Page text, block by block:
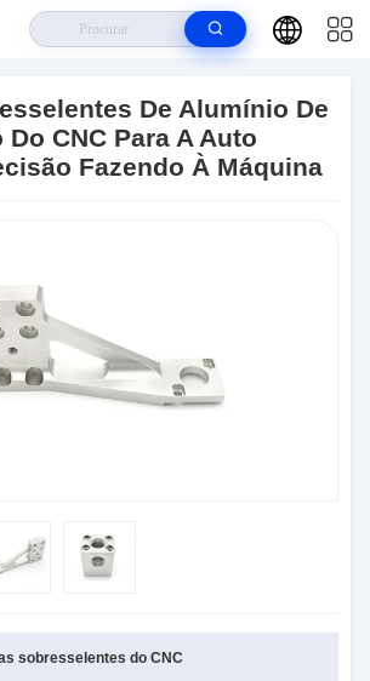
De Anodização Do CNC Para A Auto Elevada
De Alumínio De
CNC Para A Auto
Fazendo À Máquina
sobresselentes do CNC